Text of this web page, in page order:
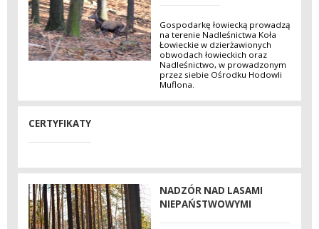
Gospodarkę łowiecką prowadzą
na terenie Nadleśnictwa Koła
Łowieckie w dzierżawionych
obwodach łowieckich oraz
Nadleśnictwo, w prowadzonym
przez siebie Ośrodku Hodowli
Muflona.
CERTYFIKATY
NADZÓR NAD LASAMI
NIEPAŃSTWOWYMI